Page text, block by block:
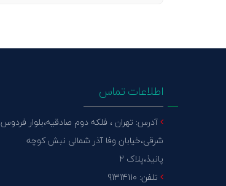
اطلاعات تماس
آدرس: تهران ، فلکه دوم صادقیه،بلوار فردوس
شرقی،خیابان وفا آذر شمالی نبش کوچه
پانیذ،پلاک 2
تلفن: 91314110